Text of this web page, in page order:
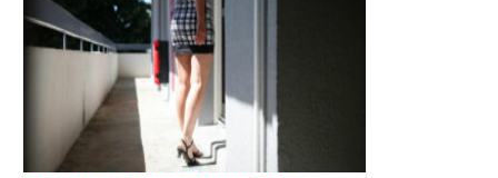
Toulousain, et probablement face à
Bordeaux-Bègles en Top 14 –
francebleu.fr